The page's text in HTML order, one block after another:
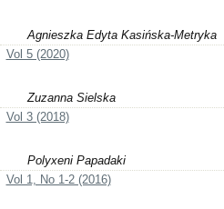
Agnieszka Edyta Kasińska-Metryka
Vol 5 (2020)
Zuzanna Sielska
Vol 3 (2018)
Polyxeni Papadaki
Vol 1, No 1-2 (2016)